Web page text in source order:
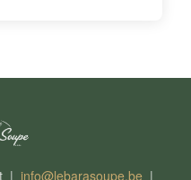
| info@lebarasoupe.be|